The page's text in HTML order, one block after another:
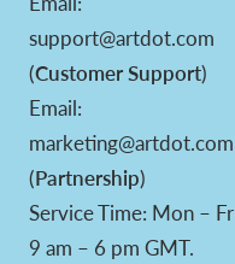
support@artdot.com
(Customer Support)
Email:
marketing@artdot.com
(Partnership)
Service Time: Mon –
9 am – 6 pm GMT.